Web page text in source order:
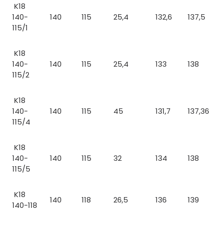
K18
140-
115/1
140 115 25,4 132,6 137,5
K18
140-
115/2
140 115 25,4 133 138
K18
140-
115/4
140 115 45 131,7 137,36
K18
140-
115/5
140 115 32 134 138
K18
140-118
140 118 26,5 136 139